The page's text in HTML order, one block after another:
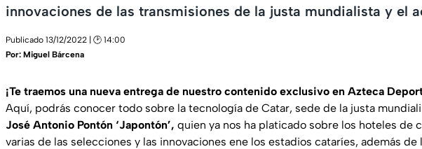
innovaciones de las transmisiones de la justa mundialista y el
Publicado 13/12/2022 | 🕑 14:00
Por: Miguel Bárcena
¡Te traemos una nueva entrega de nuestro contenido exclusivo en Azteca
Aquí, podrás conocer todo sobre la tecnología de Catar, sede de la justa
José Antonio Pontón ‘Japontón’, quien ya nos ha platicado sobre los hoteles de
varias de las selecciones y las innovaciones ene los estadios cataríes, además